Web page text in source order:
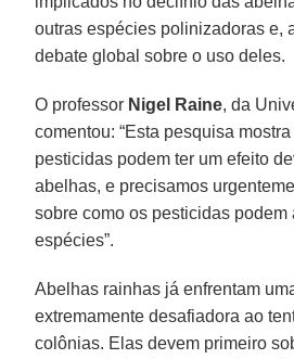
outras espécies polinizadoras e,
debate global sobre o uso deles.
O professor Nigel Raine, da
comentou: “Esta pesquisa
pesticidas podem ter um efeito
abelhas, e precisamos
sobre como os pesticidas podem
espécies”.
Abelhas rainhas já enfrentam
extremamente desafiadora ao
colônias. Elas devem primeiro